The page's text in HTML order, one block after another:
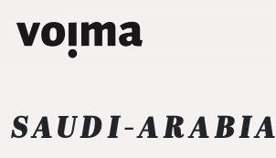
Päävalikko
SAUDI-ARABIA